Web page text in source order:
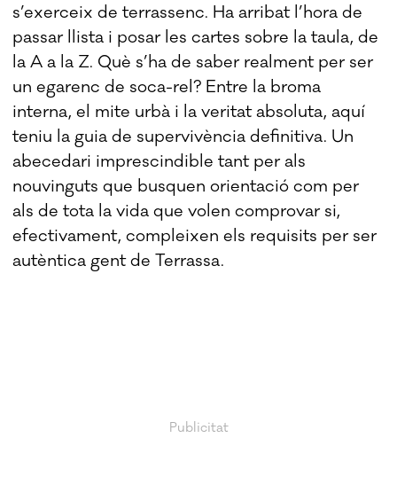
s’exerceix de terrassenc. Ha arribat l’hora de
passar llista i posar les cartes sobre la taula, de
la A a la Z. Què s’ha de saber realment per ser
un egarenc de soca-rel? Entre la broma
interna, el mite urbà i la veritat absoluta, aquí
teniu la guia de supervivència definitiva. Un
abecedari imprescindible tant per als
nouvinguts que busquen orientació com per
als de tota la vida que volen comprovar si,
efectivament, compleixen els requisits per ser
autèntica gent de Terrassa.